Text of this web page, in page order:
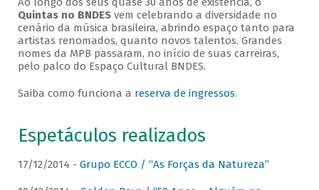
Quintas no BNDESvem celebrando a diversidade no
cenário da música brasileira, abrindo espaço tanto para
artistas renomados, quanto novos talentos. Grandes
nomes da MPB passaram, no início de suas carreiras,
pelo palco do Espaço Cultural BNDES.
Saiba como funciona a reserva de ingressos.
Espetáculos realizados
17/12/2014 - Grupo ECCO / “As Forças da Natureza”